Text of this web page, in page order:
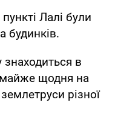
Лалі були
будинків.
знаходиться в
майже щодня на
різної